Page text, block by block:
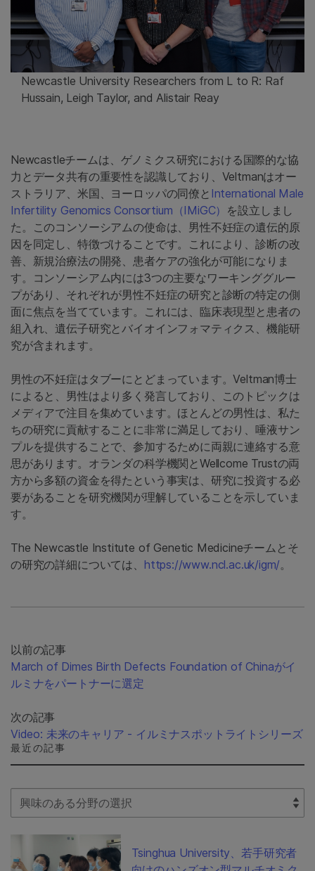
Newcastle University Researchers from L to R: Raf
Hussain, Leigh Taylor, and Alistair Reay
Newcastleチームは、ゲノミクス研究における国際的な協
力とデータ共有の重要性を認識しており、Veltmanはオー
ストラリア、米国、ヨーロッパの同僚と International Male
Infertility Genomics Consortium（IMiGC） を設立しまし
た。このコンソーシアムの使命は、男性不妊症の遺伝的原
因を同定し、特徴づけることです。これにより、診断の改
善、新規治療法の開発、患者ケアの強化が可能になりま
す。コンソーシアム内には3つの主要なワーキンググルー
プがあり、それぞれが男性不妊症の研究と診断の特定の側
面に焦点を当てています。これには、臨床表現型と患者の
組入れ、遺伝子研究とバイオインフォマティクス、機能研
究が含まれます。
男性の不妊症はタブーにとどまっています。Veltman博士
によると、男性はより多く発言しており、このトピックは
メディアで注目を集めています。ほとんどの男性は、私た
ちの研究に貢献することに非常に満足しており、唾液サン
プルを提供することで、参加するために両親に連絡する意
思があります。オランダの科学機関とWellcome Trustの両
方から多額の資金を得たという事実は、研究に投資する必
要があることを研究機関が理解していることを示していま
す。
The Newcastle Institute of Genetic Medicineチームとそ
の研究の詳細については、 https://www.ncl.ac.uk/igm/。
以前の記事
March of Dimes Birth Defects Foundation of Chinaがイ
ルミナをパートナーに選定
次の記事
Video: 未来のキャリア - イルミナスポットライトシリーズ
最近の記事
Select Filter
Tsinghua University、若手研究者